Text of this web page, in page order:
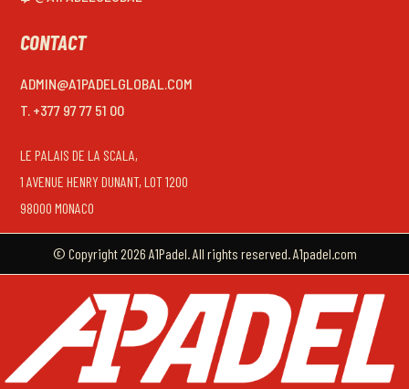
CONTACT
ADMIN@A1PADELGLOBAL.COM
T. +377 97 77 51 00
LE PALAIS DE LA SCALA,
1 AVENUE HENRY DUNANT, LOT 1200
98000 MONACO
© Copyright 2026 A1Padel. All rights reserved. A1padel.com